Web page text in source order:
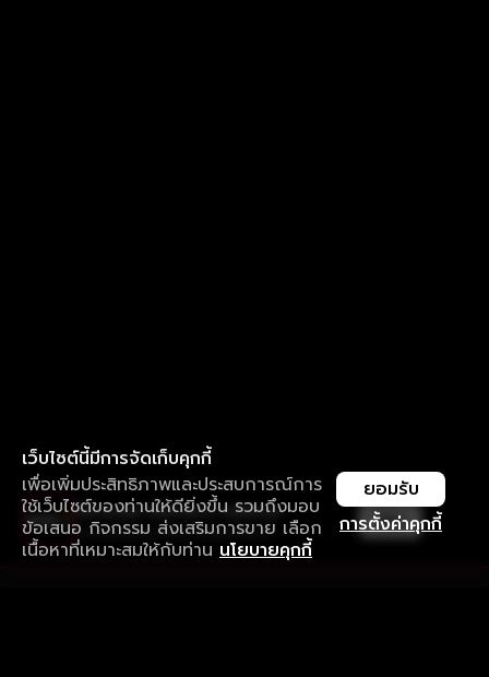
เว็บไซต์นี้มีการจัดเก็บคุกกี้
เพื่อเพิ่มประสิทธิภาพและประสบการณ์การ
ใช้เว็บไซต์ของท่านให้ดียิ่งขึ้น รวมถึงมอบ
ข้อเสนอ กิจกรรม ส่งเสริมการขาย เลือก
เนื้อหาที่เหมาะสมให้กับท่าน นโยบายคุกกี้
การตั้งค่าคุกกี้
ยอมรับ
ใช้งานแอป ลื่นไหลกว่า ไม่มีสะดุด
ดาวน์โหลดแอปเพื่อการรับชมที่ดีกว่า เปิด